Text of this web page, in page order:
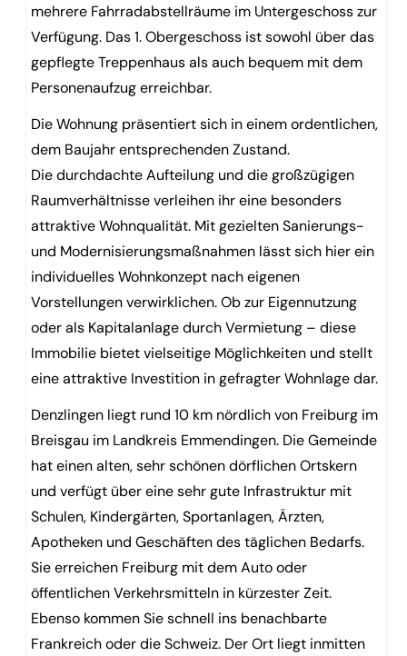
mehrere Fahrradabstellräume im Untergeschoss zur
Verfügung. Das 1. Obergeschoss ist sowohl über das
gepflegte Treppenhaus als auch bequem mit dem
Personenaufzug erreichbar.
Die Wohnung präsentiert sich in einem ordentlichen,
dem Baujahr entsprechenden Zustand.
Die durchdachte Aufteilung und die großzügigen
Raumverhältnisse verleihen ihr eine besonders
attraktive Wohnqualität. Mit gezielten Sanierungs-
und Modernisierungsmaßnahmen lässt sich hier ein
individuelles Wohnkonzept nach eigenen
Vorstellungen verwirklichen. Ob zur Eigennutzung
oder als Kapitalanlage durch Vermietung – diese
Immobilie bietet vielseitige Möglichkeiten und stellt
eine attraktive Investition in gefragter Wohnlage dar.
Denzlingen liegt rund 10 km nördlich von Freiburg im
Breisgau im Landkreis Emmendingen. Die Gemeinde
hat einen alten, sehr schönen dörflichen Ortskern
und verfügt über eine sehr gute Infrastruktur mit
Schulen, Kindergärten, Sportanlagen, Ärzten,
Apotheken und Geschäften des täglichen Bedarfs.
Sie erreichen Freiburg mit dem Auto oder
öffentlichen Verkehrsmitteln in kürzester Zeit.
Ebenso kommen Sie schnell ins benachbarte
Frankreich oder die Schweiz. Der Ort liegt inmitten